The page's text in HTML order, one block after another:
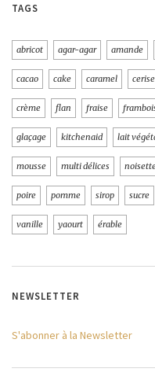
TAGS
abricot agar-agar amande
cacao cake caramel cerise
crème flan fraise
glaçage kitchenaid lait
mousse multi délices
poire pomme sirop sucre
vanille yaourt érable
NEWSLETTER
S'abonner à la Newsletter